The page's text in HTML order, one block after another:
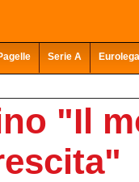
Serie A Eurolega
"Il